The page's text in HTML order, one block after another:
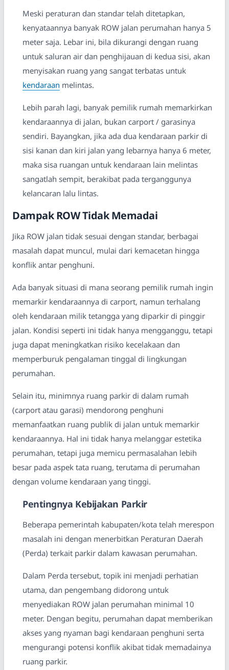
Meski peraturan dan standar telah ditetapkan,
kenyataannya banyak ROW jalan perumahan hanya 5
meter saja. Lebar ini, bila dikurangi dengan ruang
untuk saluran air dan penghijauan di kedua sisi, akan
menyisakan ruang yang sangat terbatas untuk
kendaraan melintas.
Lebih parah lagi, banyak pemilik rumah memarkirkan
kendaraannya di jalan, bukan carport / garasinya
sendiri. Bayangkan, jika ada dua kendaraan parkir di
sisi kanan dan kiri jalan yang lebarnya hanya 6 meter,
maka sisa ruangan untuk kendaraan lain melintas
sangatlah sempit, berakibat pada terganggunya
kelancaran lalu lintas.
Dampak ROW Tidak Memadai
Jika ROW jalan tidak sesuai dengan standar, berbagai
masalah dapat muncul, mulai dari kemacetan hingga
konflik antar penghuni.
Ada banyak situasi di mana seorang pemilik rumah ingin
memarkir kendaraannya di carport, namun terhalang
oleh kendaraan milik tetangga yang diparkir di pinggir
jalan. Kondisi seperti ini tidak hanya mengganggu, tetapi
juga dapat meningkatkan risiko kecelakaan dan
memperburuk pengalaman tinggal di lingkungan
perumahan.
Selain itu, minimnya ruang parkir di dalam rumah
(carport atau garasi) mendorong penghuni
memanfaatkan ruang publik di jalan untuk memarkir
kendaraannya. Hal ini tidak hanya melanggar estetika
perumahan, tetapi juga memicu permasalahan lebih
besar pada aspek tata ruang, terutama di perumahan
dengan volume kendaraan yang tinggi.
Pentingnya Kebijakan Parkir
Beberapa pemerintah kabupaten/kota telah merespon
masalah ini dengan menerbitkan Peraturan Daerah
(Perda) terkait parkir dalam kawasan perumahan.
Dalam Perda tersebut, topik ini menjadi perhatian
utama, dan pengembang didorong untuk
menyediakan ROW jalan perumahan minimal 10
meter. Dengan begitu, perumahan dapat memberikan
akses yang nyaman bagi kendaraan penghuni serta
mengurangi potensi konflik akibat tidak memadainya
ruang parkir.